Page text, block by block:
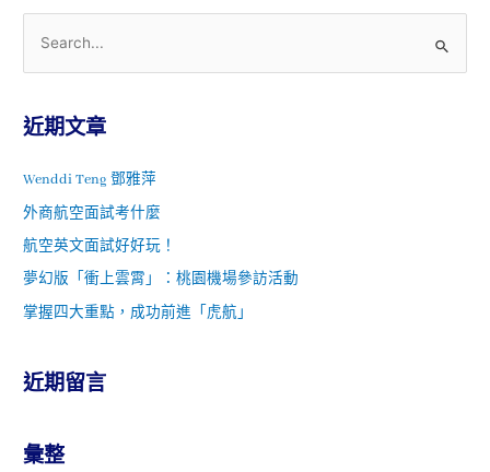
近期文章
Wenddi Teng 鄧雅萍
外商航空面試考什麼
航空英文面試好好玩！
夢幻版「衝上雲霄」：桃園機場參訪活動
掌握四大重點，成功前進「虎航」
近期留言
彙整